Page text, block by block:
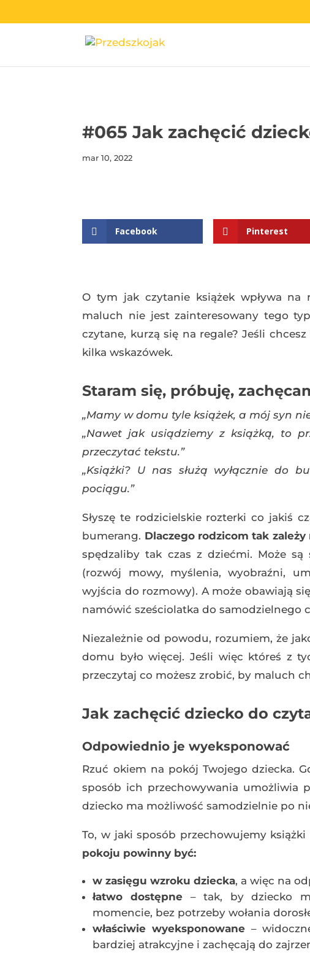
#065 Jak zachęcić
mar 10, 2022
Facebook Pinterest
O tym jak czytanie książek wpływa na
maluch nie jest zainteresowany tego
czytane, kurzą się na regale? Jeśli
kilka wskazówek.
Staram się, próbuję,
„Mamy w domu tyle książek, a mój syn
„Nawet jak usiądziemy z książką, to
przeczytać tekstu.”
„Książki? U nas służą wyłącznie do
pociągu.”
Słyszę te rodzicielskie rozterki co jakiś
bumerang. Dlaczego rodzicom tak
spędzaliby tak czas z dziećmi. Może
(rozwój mowy, myślenia, wyobraźni,
wyjścia do rozmowy). A może obawiają
namówić sześciolatka do samodzielnego
Niezależnie od powodu, rozumiem, że
domu było więcej. Jeśli więc któreś z
przeczytaj co możesz zrobić, by maluch
Jak zachęcić dziecko do
Odpowiednio je wyeksponować
Rzuć okiem na pokój Twojego dziecka.
sposób ich przechowywania umożliwia
dziecko ma możliwość samodzielnie po
To, w jaki sposób przechowujemy książki
pokoju powinny być:
w zasięgu wzroku dziecka, a więc na
łatwo dostępne – tak, by dziecko
momencie, bez potrzeby wołania
właściwie wyeksponowane –
bardziej atrakcyjne i zachęcają do